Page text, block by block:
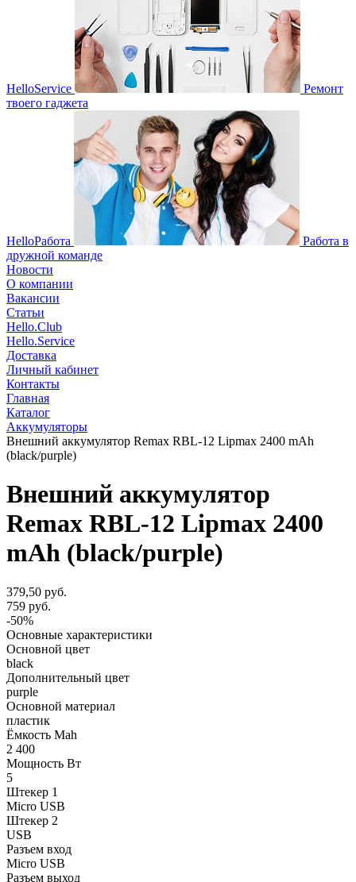
HelloService
Ремонт
твоего гаджета
HelloРабота
Работа в
дружной команде
Новости
О компании
Вакансии
Статьи
Hello.Club
Hello.Service
Доставка
Личный кабинет
Контакты
Главная
Каталог
Аккумуляторы
Внешний аккумулятор Remax RBL-12 Lipmax 2400 mAh
(black/purple)
Внешний аккумулятор
Remax RBL-12 Lipmax 2400
mAh (black/purple)
379,50 руб.
759 руб.
-50%
Основные характеристики
Основной цвет
black
Дополнительный цвет
purple
Основной материал
пластик
Ёмкость Mah
2 400
Мощность Вт
5
Штекер 1
Micro USB
Штекер 2
USB
Разъем вход
Micro USB
Разъем выход